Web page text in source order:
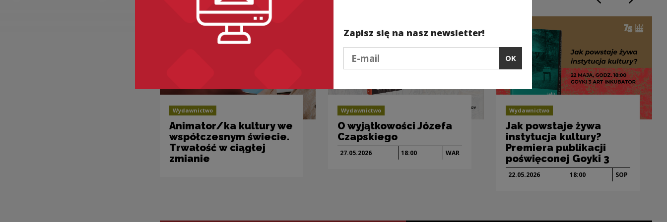
Wydawnictwo
Animator/ka kultury we
współczesnym świecie.
Trwałość w ciągłej
zmianie
Wydawnictwo
O wyjątkowości Józefa
Czapskiego
27.05.2026 18:00 WAR
Wydawnictwo
Jak powstaje żywa
instytucja kultury?
Premiera publikacji
poświęconej Goyki 3
22.05.2026 18:00 SOP
Previous slide
Next slide
Zapisz się na nasz newsletter!
OK